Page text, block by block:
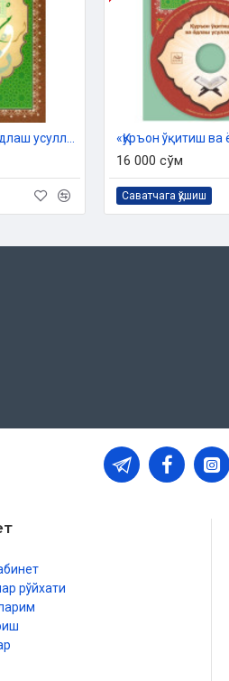
16 000 сўм
Саватчага қўшиш
рўйхати